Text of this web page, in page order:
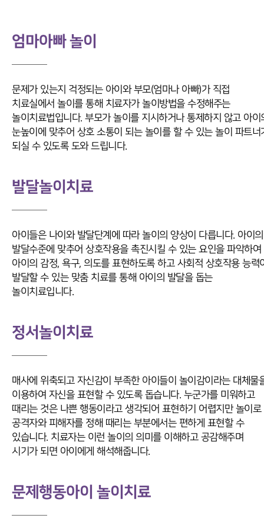
엄마아빠 놀이
문제가 있는지 걱정되는 아이와 부모(엄마나 아빠)가 직접
치료실에서 놀이를 통해 치료자가 놀이방법을 수정해주는
놀이치료법입니다. 부모가 놀이를 지시하거나 통제하지 않고 아이
눈높이에 맞추어 상호 소통이 되는 놀이를 할 수 있는 놀이 파트너
되실 수 있도록 도와 드립니다.
발달놀이치료
아이들은 나이와 발달단계에 따라 놀이의 양상이 다릅니다. 아이의
발달수준에 맞추어 상호작용을 촉진시킬 수 있는 요인을 파악하여
아이의 감정, 욕구, 의도를 표현하도록 하고 사회적 상호작용 능력
발달할 수 있는 맞춤 치료를 통해 아이의 발달을 돕는
놀이치료입니다.
정서놀이치료
매사에 위축되고 자신감이 부족한 아이들이 놀이감이라는 대체물
이용하여 자신을 표현할 수 있도록 돕습니다. 누군가를 미워하고
때리는 것은 나쁜 행동이라고 생각되어 표현하기 어렵지만 놀이로
공격자와 피해자를 정해 때리는 부분에서는 편하게 표현할 수
있습니다. 치료자는 이런 놀이의 의미를 이해하고 공감해주며
시기가 되면 아이에게 해석해줍니다.
문제행동아이 놀이치료